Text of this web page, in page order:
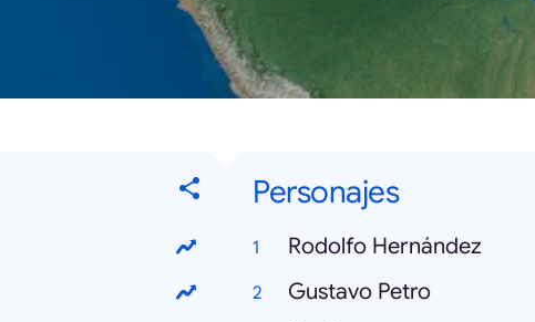
Personajes
Rodolfo Hernández
Gustavo Petro